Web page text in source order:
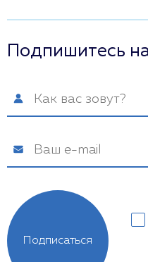
Подпишитесь
Подписаться